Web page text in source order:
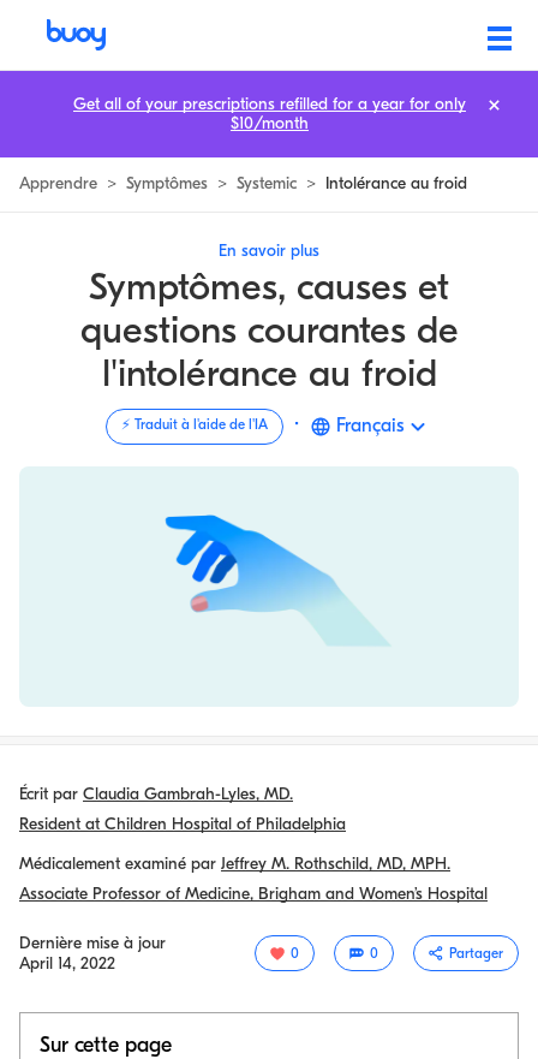
Apprendre > Symptômes > Systemic > Intolérance au froid
En savoir plus
Symptômes, causes et
questions courantes de
l'intolérance au froid
⚡️ Traduit à l'aide de l'IA · Français
Écrit par Claudia Gambrah-Lyles, MD.
Resident at Children Hospital of Philadelphia
Médicalement examiné par Jeffrey M. Rothschild, MD, MPH.
Associate Professor of Medicine, Brigham and Women’s Hospital
Dernière mise à jour
April 14, 2022
0 0 Partager
Sur cette page
Get all of your prescriptions refilled for a year for only
$10/month